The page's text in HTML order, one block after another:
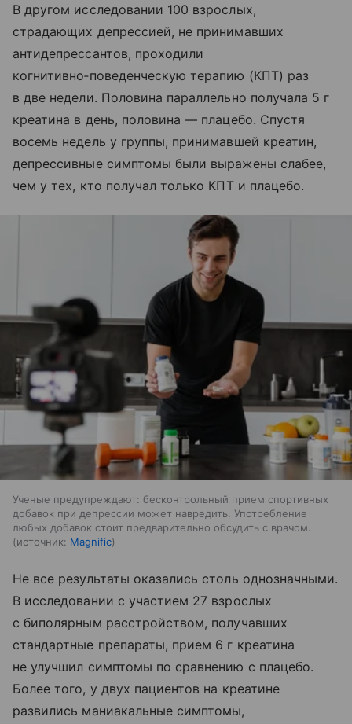
В другом исследовании 100 взрослых,
страдающих депрессией, не принимавших
антидепрессантов, проходили
когнитивно‑поведенческую терапию (КПТ) раз
в две недели. Половина параллельно получала 5 г
креатина в день, половина — плацебо. Спустя
восемь недель у группы, принимавшей креатин,
депрессивные симптомы были выражены слабее,
чем у тех, кто получал только КПТ и плацебо.
Ученые предупреждают: бесконтрольный прием спортивных
добавок при депрессии может навредить. Употребление
любых добавок стоит предварительно обсудить с врачом.
источник: Magnific
Не все результаты оказались столь однозначными.
В исследовании с участием 27 взрослых
с биполярным расстройством, получавших
стандартные препараты, прием 6 г креатина
не улучшил симптомы по сравнению с плацебо.
Более того, у двух пациентов на креатине
развились маниакальные симптомы,